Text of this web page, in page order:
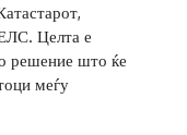
Целта е
решение што ќе
меѓу